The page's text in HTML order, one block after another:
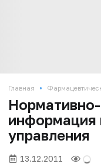
Главная •
информация
управления
13.12.2011